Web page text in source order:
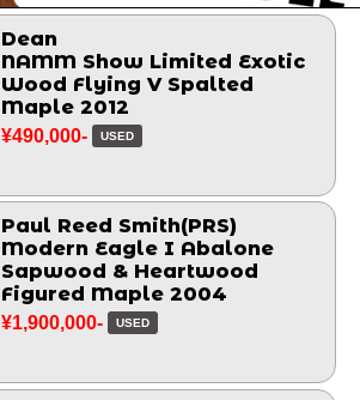
Dean
NAMM Show Limited Exotic
Wood Flying V Spalted
Maple 2012
¥490,000- USED
Paul Reed Smith(PRS)
Modern Eagle I Abalone
Sapwood & Heartwood
Figured Maple 2004
¥1,900,000- USED